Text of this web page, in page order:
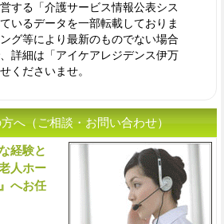
する「介護サービス情報公表シス
いるデータを一部転載しておりま
グ等により最新のものでない場合
詳細は「アイケアレジデンス伊万
くださいませ。
へ（ご相談・お問い合わせ）
経験と
人ホー
へお任